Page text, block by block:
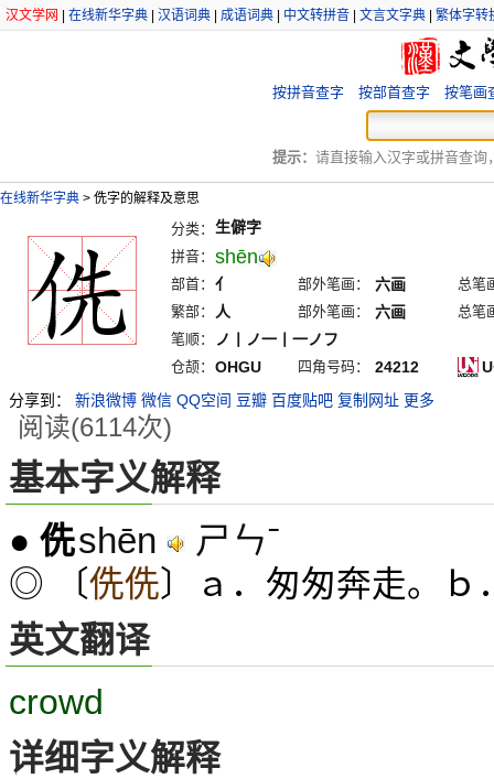
汉文学网 在线新华字典 汉语词典 成语词典 中文转拼音 文言文字典 繁体字转
按拼音查字 按部首查字 按笔画
提示： 请直接输入汉字或拼音查询
在线新华字典 > 侁字的解释及意思
分类： 生僻字
拼音： shēn
部首： 亻 部外笔画： 六画
总笔
繁部：
人 部外笔画： 六画
总笔
笔顺：
ノ丨ノ一丨一ノフ
仓颉： OHGU 四角号码： 24212
分享到：
新浪微博 微信 QQ空间 豆瓣 百度贴吧 复制网址 更多
阅读(6114次)
基本字义解释
● 侁shēn ㄕㄣˉ
◎ 〔侁侁〕ａ．匆匆奔走。ｂ
英文翻译
crowd
详细字义解释